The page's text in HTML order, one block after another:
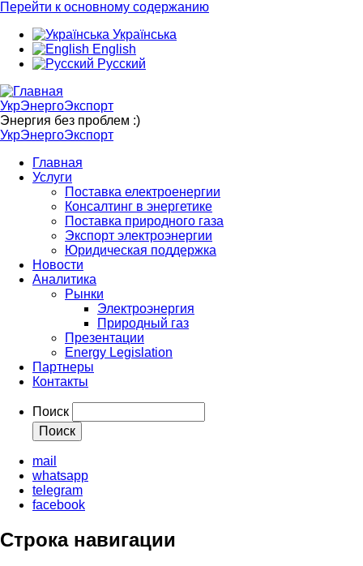
Перейти к основному содержанию
Українська
English
Русский
УкрЭнергоЭкспорт
Энергия без проблем :)
УкрЭнергоЭкспорт
Главная
Услуги
Поставка електроенергии
Консалтинг в энергетике
Поставка природного газа
Экспорт электроэнергии
Юридическая поддержка
Новости
Аналитика
Рынки
Электроэнергия
Природный газ
Презентации
Energy Legislation
Партнеры
Контакты
Поиск
mail
whatsapp
telegram
facebook
Строка навигации